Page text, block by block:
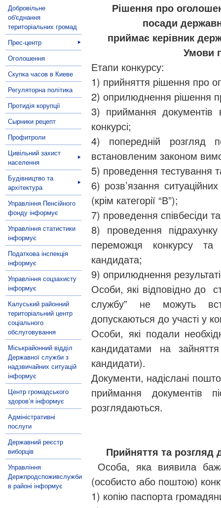
Добровільне
об'єднання
територіальних громад
Прес-центр
Оголошення
Скупка часов в Киеве
Регуляторна політика
Протидія корупції
Сырники рецепт
Профитроли
Цивільний захист
населення
Будівництво та
архітектура
Управління Пенсійного
фонду інформує
Управління статистики
інформує
Податкова інспекція
інформує
Управління соцзахисту
інформує
Калуський районний
територіальний центр
соціального
обслуговування
Міськрайонний відділ
Державної служби з
надзвичайних ситуацій
інформує
Центр громадського
здоров’я інформує
Адміністративні
послуги
Державний реєстр
виборців
Управління
Держпродспоживслужби
в районі інформує
Рішення про
посади
приймає керівник
Умови
Етапи конкурсу:
1) прийняття рішення про
2) оприлюднення рішення
3) приймання документів
конкурсі;
4) попередній розгляд
встановленим законом
5) проведення тестування
6) розв’язання
(крім категорії “В”);
7) проведення співбесіди
8) проведення
переможця конкурсу та
кандидата;
9) оприлюднення
Особи, які відповідно до
службу” не можуть
допускаються до участі у
Особи, які подали
кандидатами на
кандидати).
Документи, надіслані
приймання документів
розглядаються.
Прийняття та розгляд
Особа, яка виявила
(особисто або поштою)
1) копію паспорта